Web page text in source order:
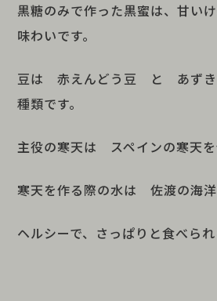
黒糖のみで作った黒蜜は、甘い
味わいです。
豆は 赤えんどう豆 と あ
種類です。
主役の寒天は スペインの寒天
寒天を作る際の水は 佐渡の海洋
ヘルシーで、さっぱりと食べられ